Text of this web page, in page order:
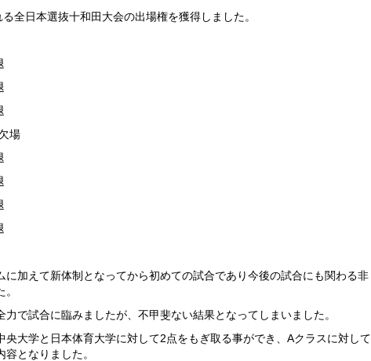
全日本選抜十和田大会の出場権を獲得しました。
場
に加えて新体制となってから初めての試合であり今後の試合にも関わる非
力で試合に臨みましたが、不甲斐ない結果となってしまいました。
央大学と日本体育大学に対して2点をもぎ取る事ができ、Aクラスに対して
となりました。